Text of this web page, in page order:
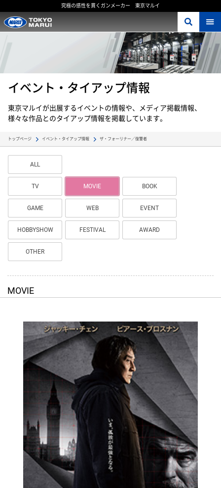
究極の感性を貫くガンメーカー 東京マルイ
イベント・タイアップ情報
東京マルイが出展するイベントの情報や、メディア掲載情報、
様々な作品とのタイアップ情報を掲載しています。
トップページ イベント・タイアップ情報 ザ・フォーリナー／復讐者
ALL
TV MOVIE BOOK
GAME WEB EVENT
HOBBYSHOW FESTIVAL AWARD
OTHER
MOVIE